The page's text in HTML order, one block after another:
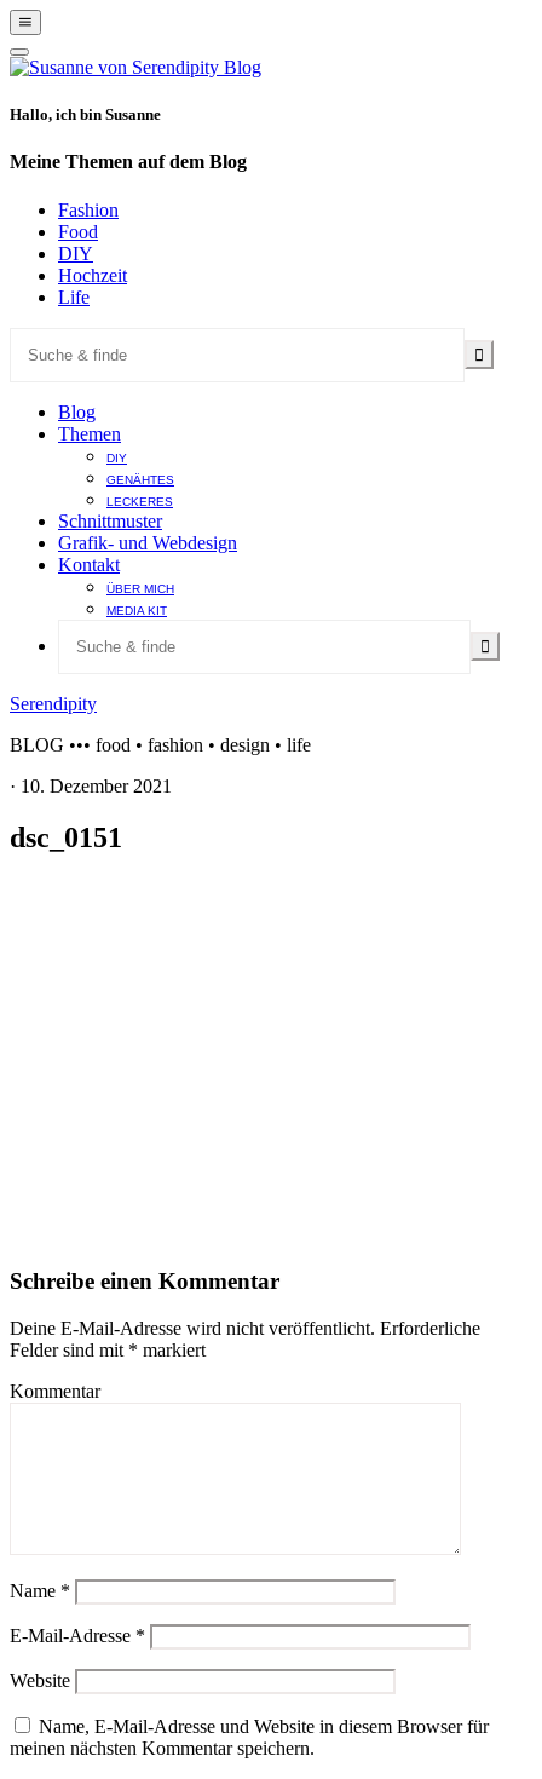
Show
Offscreen
Content
Hide
Offscreen
Hallo, ich bin Susanne
Meine Themen auf dem Blog
Fashion
Food
DIY
Hochzeit
Life
Blog
Themen
DIY
GENÄHTES
LECKERES
Schnittmuster
Grafik- und Webdesign
Kontakt
ÜBER MICH
MEDIA KIT
Serendipity
BLOG ••• food • fashion • design • life
· 10. Dezember 2021
dsc_0151
Schreibe einen Kommentar
Deine E-Mail-Adresse wird nicht veröffentlicht. Erforderliche
Felder sind mit * markiert
Kommentar
Name *
E-Mail-Adresse *
Website
Name, E-Mail-Adresse und Website in diesem Browser für
meinen nächsten Kommentar speichern.